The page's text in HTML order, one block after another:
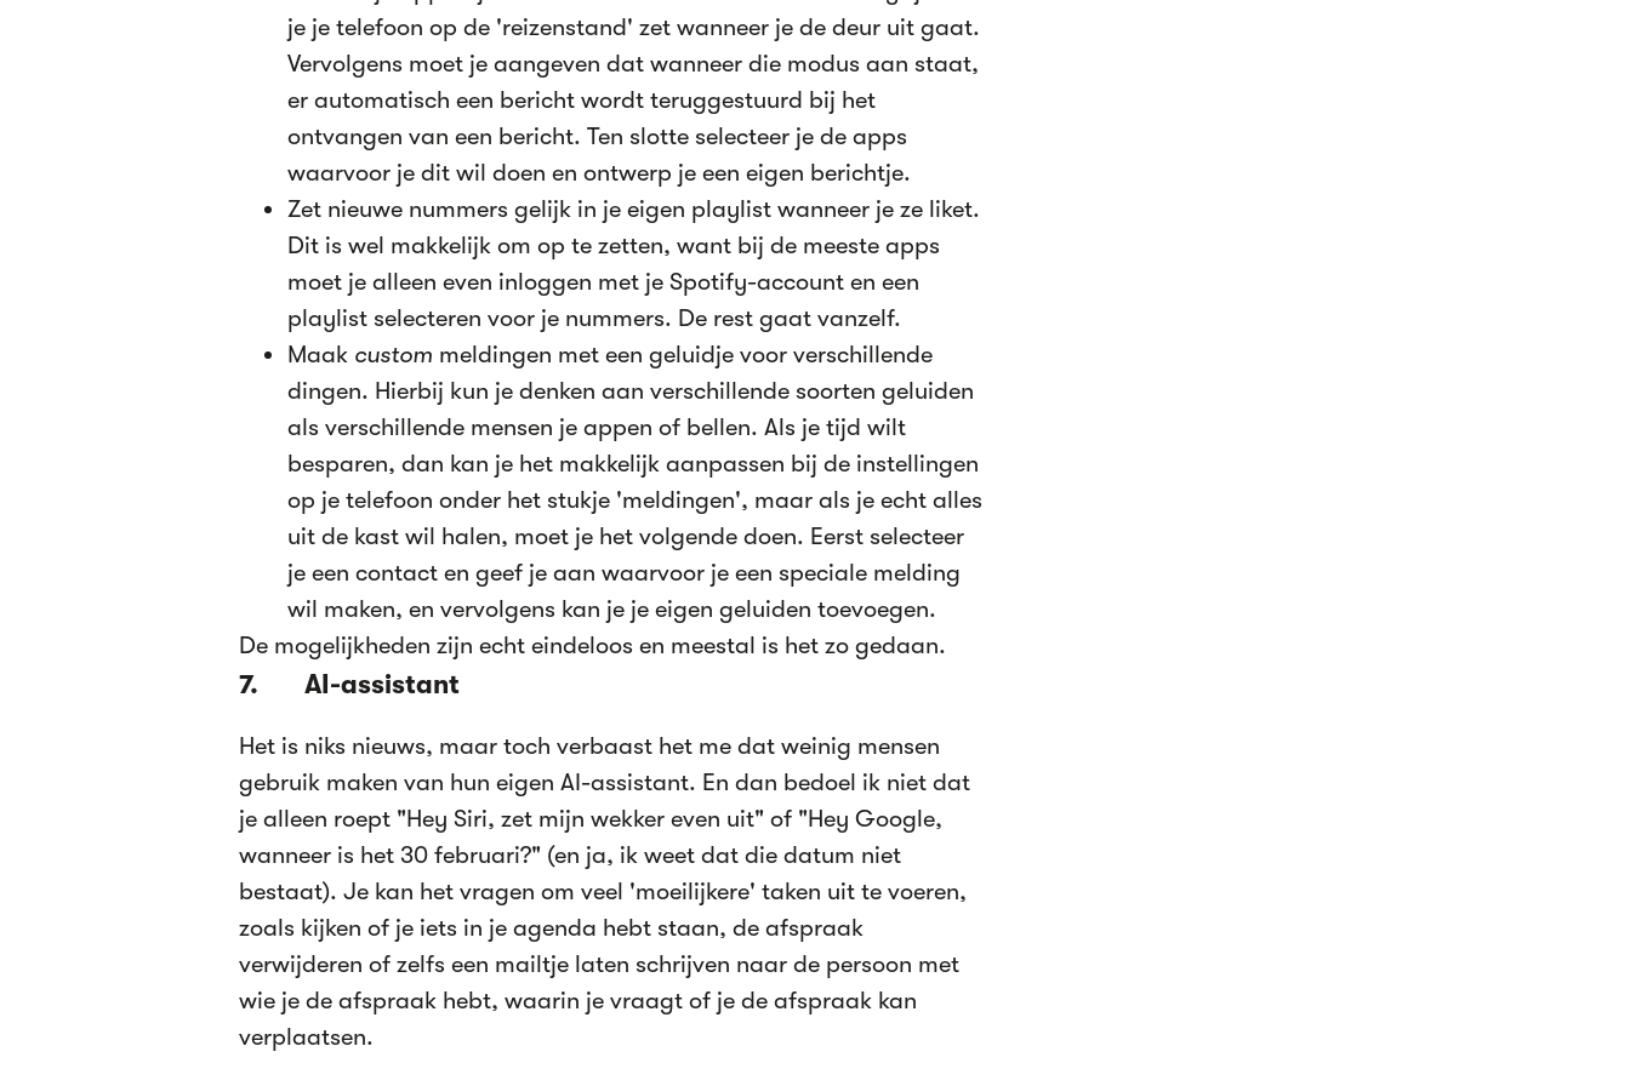
je je telefoon op de 'reizenstand' zet wanneer je de deur uit gaat.
Vervolgens moet je aangeven dat wanneer die modus aan staat,
er automatisch een bericht wordt teruggestuurd bij het
ontvangen van een bericht. Ten slotte selecteer je de apps
waarvoor je dit wil doen en ontwerp je een eigen berichtje.
Zet nieuwe nummers gelijk in je eigen playlist wanneer je ze liket.
Dit is wel makkelijk om op te zetten, want bij de meeste apps
moet je alleen even inloggen met je Spotify-account en een
playlist selecteren voor je nummers. De rest gaat vanzelf.
Maak custom meldingen met een geluidje voor verschillende
dingen. Hierbij kun je denken aan verschillende soorten geluiden
als verschillende mensen je appen of bellen. Als je tijd wilt
besparen, dan kan je het makkelijk aanpassen bij de instellingen
op je telefoon onder het stukje 'meldingen', maar als je echt alles
uit de kast wil halen, moet je het volgende doen. Eerst selecteer
je een contact en geef je aan waarvoor je een speciale melding
wil maken, en vervolgens kan je je eigen geluiden toevoegen.
De mogelijkheden zijn echt eindeloos en meestal is het zo gedaan.
7. AI-assistant
Het is niks nieuws, maar toch verbaast het me dat weinig mensen
gebruik maken van hun eigen AI-assistant. En dan bedoel ik niet dat
je alleen roept "Hey Siri, zet mijn wekker even uit" of "Hey Google,
wanneer is het 30 februari?" (en ja, ik weet dat die datum niet
bestaat). Je kan het vragen om veel 'moeilijkere' taken uit te voeren,
zoals kijken of je iets in je agenda hebt staan, de afspraak
verwijderen of zelfs een mailtje laten schrijven naar de persoon met
wie je de afspraak hebt, waarin je vraagt of je de afspraak kan
verplaatsen.